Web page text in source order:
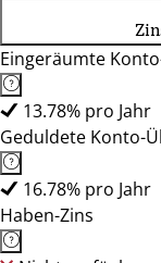
Eingeräumte
13.78% pro Jahr
Geduldete Konto-
16.78% pro Jahr
Haben-Zins